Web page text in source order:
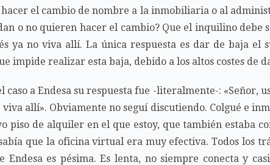
el cambio de nombre a la inmobiliaria o al
o no quieren hacer el cambio? Que el inquilino
ya no viva allí. La única respuesta es dar de baja
impide realizar esta baja, debido a los altos costes de
caso a Endesa su respuesta fue -literalmente-: «Señor,
allí». Obviamente no seguí discutiendo. Colgué e
piso de alquiler en el que estoy, que también estaba
que la oficina virtual era muy efectiva. Todos los
Endesa es pésima. Es lenta, no siempre conecta y